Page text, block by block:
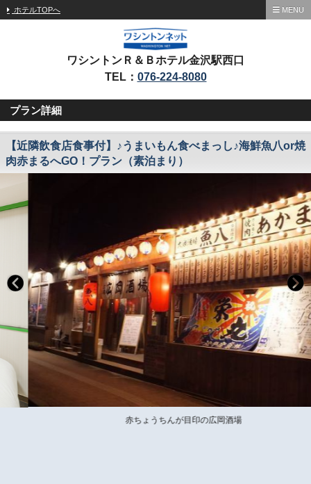
ホテルTOPへ MENU
ワシントンＲ＆Ｂホテル金沢駅西口
TEL： 076-224-8080
プラン詳細
【近隣飲食店食事付】♪うまいもん食べまっし♪海鮮魚八or焼
肉赤まるへGO！プラン（素泊まり）
赤ちょうちんが目印の広岡酒場